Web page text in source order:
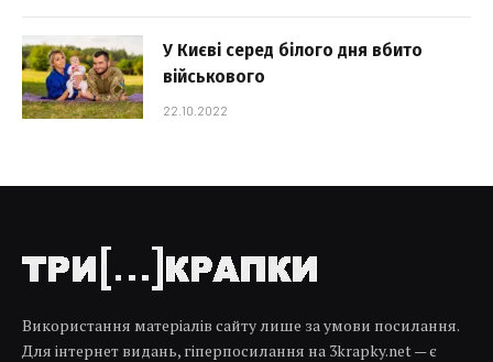
У Києві серед білого дня вбито
військового
22.10.2022
Використання матеріалів сайту лише за умови посилання.
Для інтернет видань, гіперпосилання на 3krapky.net — є